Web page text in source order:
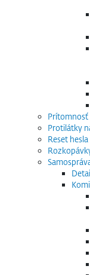
Prítomnosť
Protilátky
Reset hesla